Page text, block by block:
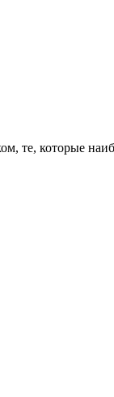
те, которые